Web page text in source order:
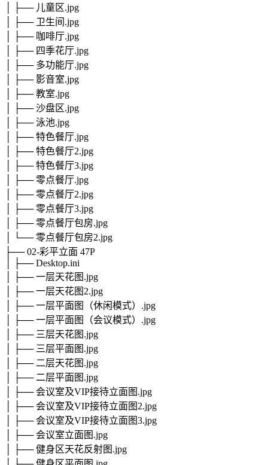
│ ├── 儿童区.jpg
│ ├── 卫生间.jpg
│ ├── 咖啡厅.jpg
│ ├── 四季花厅.jpg
│ ├── 多功能厅.jpg
│ ├── 影音室.jpg
│ ├── 教室.jpg
│ ├── 沙盘区.jpg
│ ├── 泳池.jpg
│ ├── 特色餐厅.jpg
│ ├── 特色餐厅2.jpg
│ ├── 特色餐厅3.jpg
│ ├── 零点餐厅.jpg
│ ├── 零点餐厅2.jpg
│ ├── 零点餐厅3.jpg
│ ├── 零点餐厅包房.jpg
│ └── 零点餐厅包房2.jpg
├── 02-彩平立面 47P
│ ├── Desktop.ini
│ ├── 一层天花图.jpg
│ ├── 一层天花图2.jpg
│ ├── 一层平面图（休闲模式）.jpg
│ ├── 一层平面图（会议模式）.jpg
│ ├── 三层天花图.jpg
│ ├── 三层平面图.jpg
│ ├── 二层天花图.jpg
│ ├── 二层平面图.jpg
│ ├── 会议室及VIP接待立面图.jpg
│ ├── 会议室及VIP接待立面图2.jpg
│ ├── 会议室及VIP接待立面图3.jpg
│ ├── 会议室立面图.jpg
│ ├── 健身区天花反射图.jpg